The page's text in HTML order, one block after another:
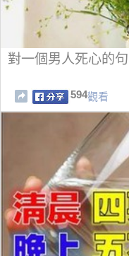
對一個男人死心的
594觀看